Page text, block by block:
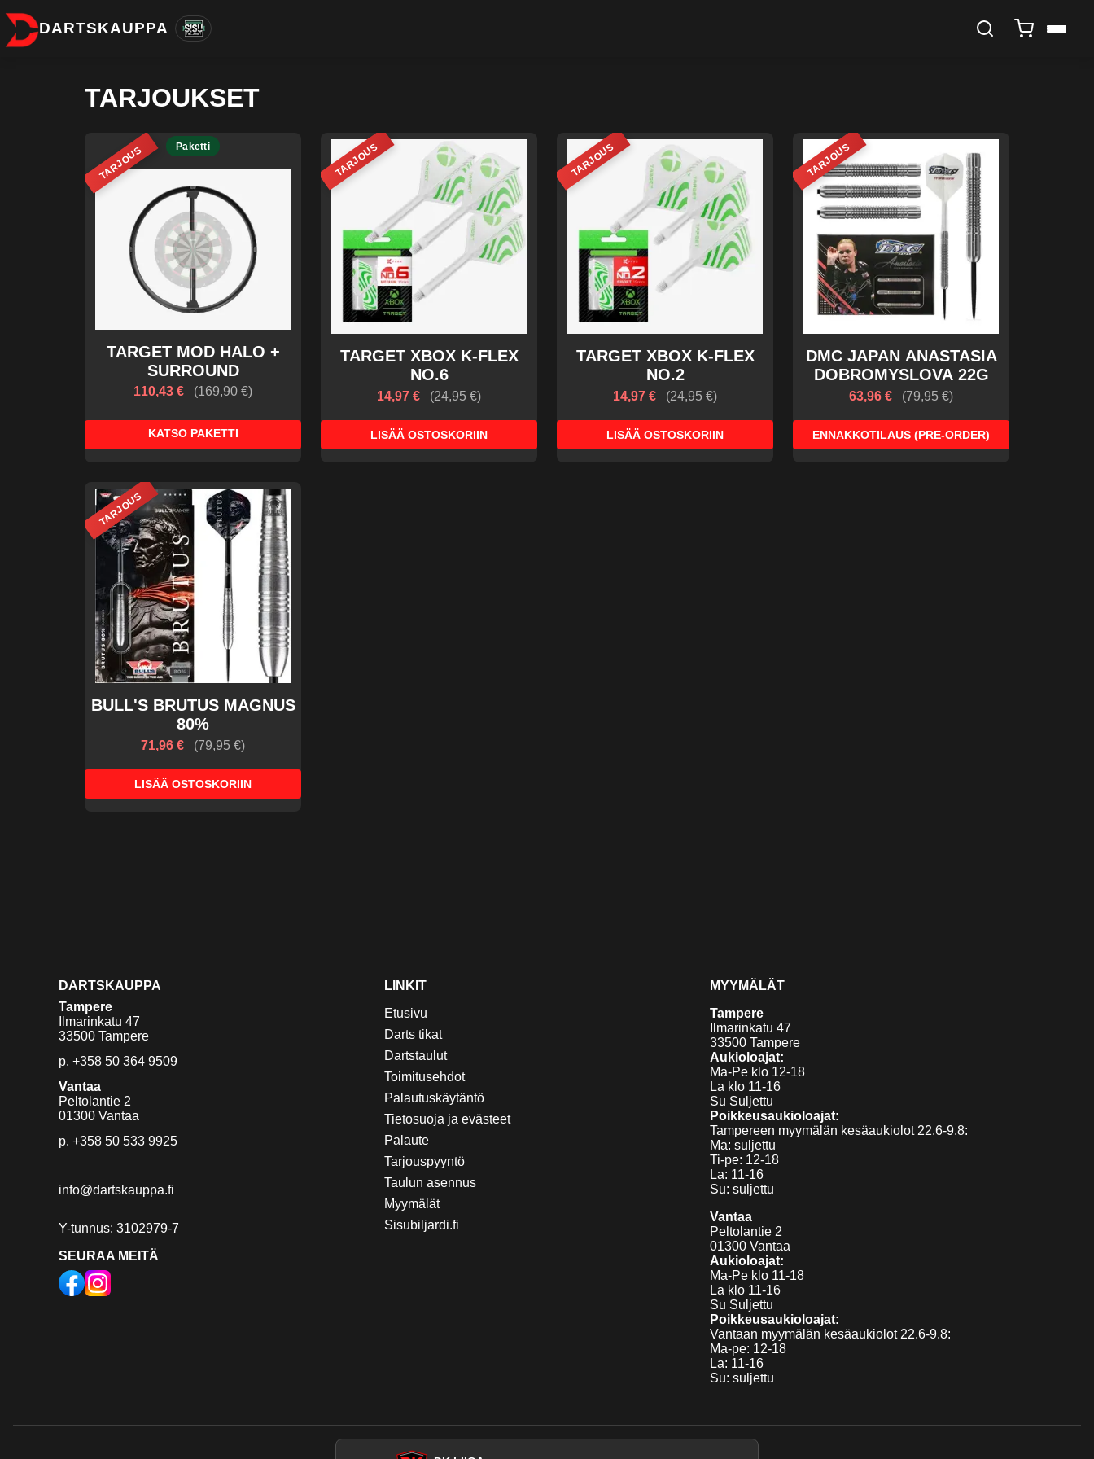
DARTSKAUPPA
TARJOUKSET
Paketti
TARJOUS
TARGET MOD HALO +
SURROUND
110,43 € (169,90 €)
KATSO PAKETTI
TARJOUS
TARGET XBOX K-FLEX
NO.6
14,97 € (24,95 €)
LISÄÄ OSTOSKORIIN
TARJOUS
TARGET XBOX K-FLEX
NO.2
14,97 € (24,95 €)
LISÄÄ OSTOSKORIIN
TARJOUS
DMC JAPAN ANASTASIA
DOBROMYSLOVA 22G
63,96 € (79,95 €)
ENNAKKOTILAUS (PRE-ORDER)
TARJOUS
BULL'S BRUTUS MAGNUS
80%
71,96 € (79,95 €)
LISÄÄ OSTOSKORIIN
DARTSKAUPPA
Tampere
Ilmarinkatu 47
33500 Tampere
p. +358 50 364 9509
Vantaa
Peltolantie 2
01300 Vantaa
p. +358 50 533 9925
info@dartskauppa.fi
Y-tunnus: 3102979-7
SEURAA MEITÄ
LINKIT
Etusivu
Darts tikat
Dartstaulut
Toimitusehdot
Palautuskäytäntö
Tietosuoja ja evästeet
Palaute
Tarjouspyyntö
Taulun asennus
Myymälät
Sisubiljardi.fi
MYYMÄLÄT
Tampere
Ilmarinkatu 47
33500 Tampere
Aukioloajat:
Ma-Pe klo 12-18
La klo 11-16
Su Suljettu
Poikkeusaukioloajat:
Tampereen myymälän kesäaukiolot 22.6-9.8:
Ma: suljettu
Ti-pe: 12-18
La: 11-16
Su: suljettu
Vantaa
Peltolantie 2
01300 Vantaa
Aukioloajat:
Ma-Pe klo 11-18
La klo 11-16
Su Suljettu
Poikkeusaukioloajat:
Vantaan myymälän kesäaukiolot 22.6-9.8:
Ma-pe: 12-18
La: 11-16
Su: suljettu